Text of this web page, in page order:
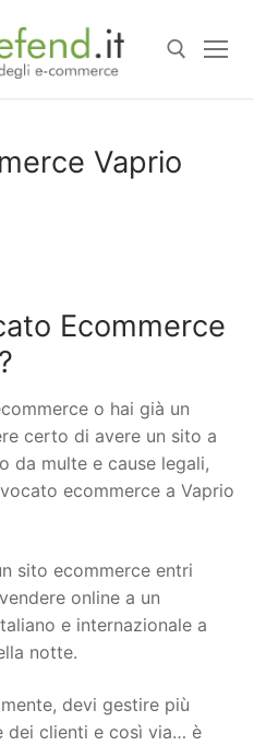
Vaprio
Ecommerce
o hai già un
certo di avere un sito a
da multe e cause legali,
ecommerce a Vaprio
sito ecommerce entri
online a un
e internazionale a
notte.
devi gestire più
dei clienti e così via… è